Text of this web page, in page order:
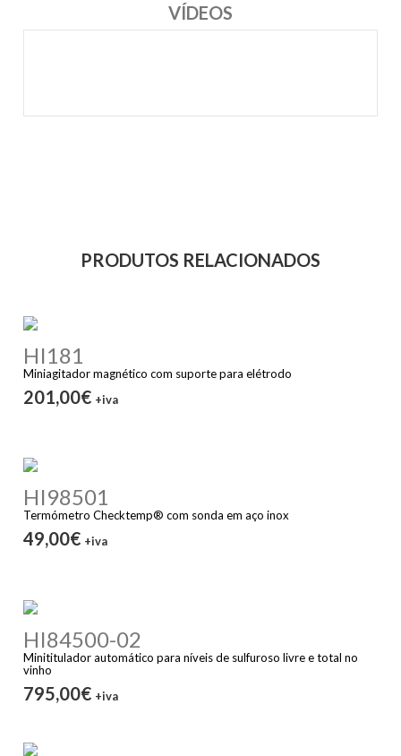
VÍDEOS
PRODUTOS RELACIONADOS
HI181
Miniagitador magnético com suporte para elétrodo
201,00€ +iva
HI98501
Termómetro Checktemp® com sonda em aço inox
49,00€ +iva
HI84500-02
Minititulador automático para níveis de sulfuroso livre e total no
vinho
795,00€ +iva